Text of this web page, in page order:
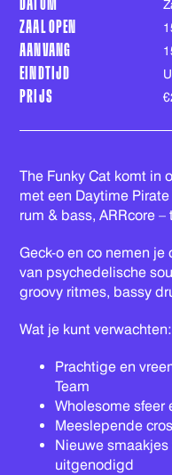
DATUM
ZAAL OPEN
AANVANG
EINDTIJD
PRIJS
The Funky Cat komt in
met een Daytime
rum & bass, ARRcore
Geck-o en co nemen
van psychedelische
groovy ritmes, bassy
Wat je kunt verwachten:
Prachtige en
Team
Wholesome sfeer
Meeslepende
Nieuwe
uitgenodigd